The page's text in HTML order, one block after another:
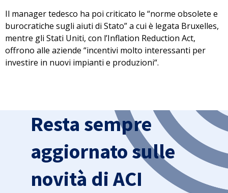
Il manager tedesco ha poi criticato le “norme obsolete e
burocratiche sugli aiuti di Stato” a cui è legata Bruxelles,
mentre gli Stati Uniti, con l’Inflation Reduction Act,
offrono alle aziende “incentivi molto interessanti per
investire in nuovi impianti e produzioni“.
Resta sempre
aggiornato sulle
novità di ACI